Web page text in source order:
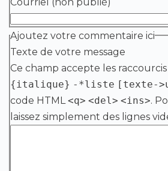
Ajoutez votre commentaire ici
Texte de votre message
Ce champ accepte les raccourcis
{italique} -*liste [texte-
code HTML<q> <del> <ins>.
laissez simplement des lignes